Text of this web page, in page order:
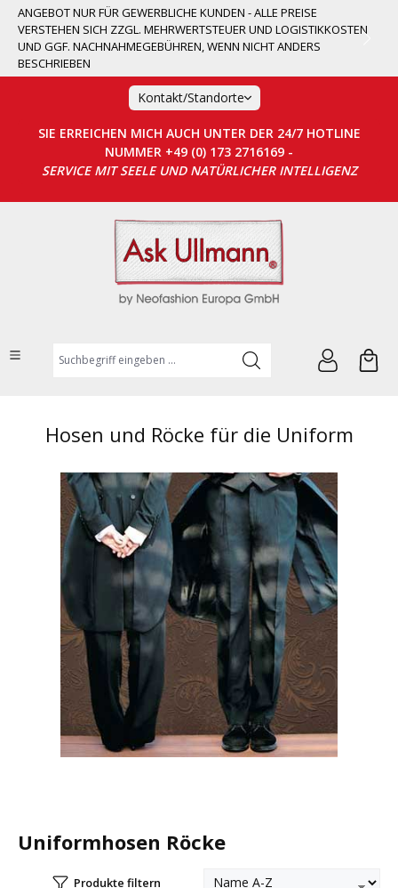
springen
ANGEBOT NUR FÜR GEWERBLICHE KUNDEN - ALLE PREISE
VERSTEHEN SICH ZZGL. MEHRWERTSTEUER UND LOGISTIKKOSTEN
UND GGF. NACHNAHMEGEBÜHREN, WENN NICHT ANDERS
BESCHRIEBEN
Kontakt/Standorte
SIE ERREICHEN MICH AUCH UNTER DER 24/7 HOTLINE
NUMMER +49 (0) 173 2716169 -
SERVICE MIT SEELE UND NATÜRLICHER INTELLIGENZ
Suchbegriff eingeben ...
Hosen und Röcke für die Uniform
Uniformhosen Röcke
Produkte filtern